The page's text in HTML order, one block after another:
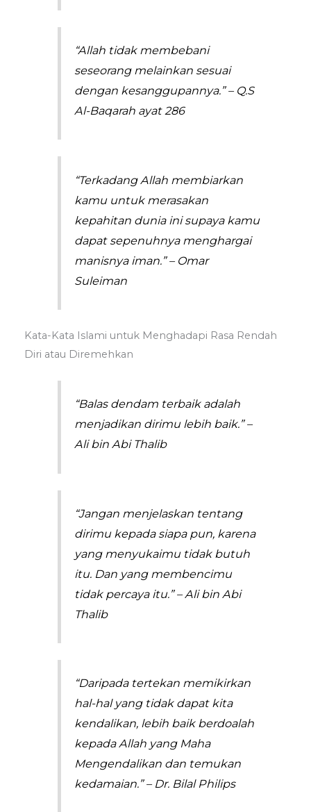
“Allah tidak membebani
seseorang melainkan sesuai
dengan kesanggupannya.” – Q.S
Al-Baqarah ayat 286
“Terkadang Allah membiarkan
kamu untuk merasakan
kepahitan dunia ini supaya kamu
dapat sepenuhnya menghargai
manisnya iman.” – Omar
Suleiman
Kata-Kata Islami untuk Menghadapi Rasa Rendah
Diri atau Diremehkan
“Balas dendam terbaik adalah
menjadikan dirimu lebih baik.” –
Ali bin Abi Thalib
“Jangan menjelaskan tentang
dirimu kepada siapa pun, karena
yang menyukaimu tidak butuh
itu. Dan yang membencimu
tidak percaya itu.” – Ali bin Abi
Thalib
“Daripada tertekan memikirkan
hal-hal yang tidak dapat kita
kendalikan, lebih baik berdoalah
kepada Allah yang Maha
Mengendalikan dan temukan
kedamaian.” – Dr. Bilal Philips